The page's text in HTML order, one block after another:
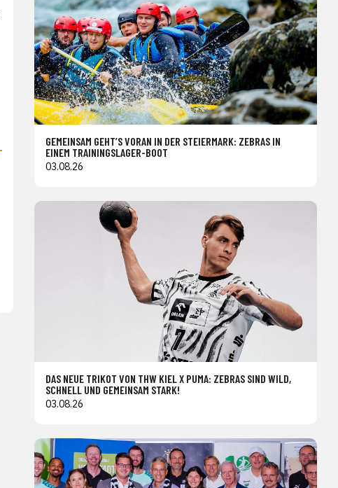
GEMEINSAM GEHT’S VORAN IN DER STEIERMARK: ZEBRAS IN
EINEM TRAININGSLAGER-BOOT
03.08.26
DAS NEUE TRIKOT VON THW KIEL X PUMA: ZEBRAS SIND WILD,
SCHNELL UND GEMEINSAM STARK!
03.08.26